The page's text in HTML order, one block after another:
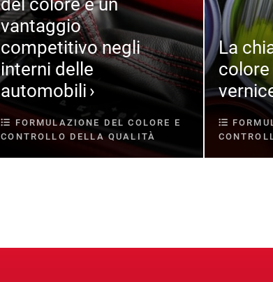
del colore è un
vantaggio
competitivo negli
interni delle
automobili
FORMULAZIONE DEL COLORE E
CONTROLLO DELLA QUALITÀ
La